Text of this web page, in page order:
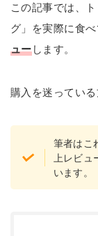
この記事では、
グ」を実際に食べ
ューします。
購入を迷ってい
筆者はこ
上レビ
います。